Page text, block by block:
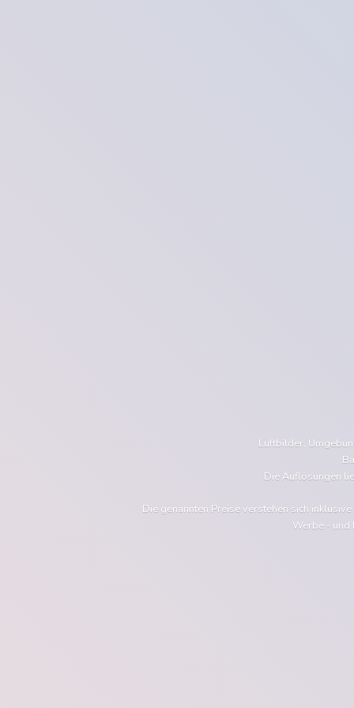
Luftbilder,
Die Auflösungen
Die genannten Preise verstehen sich
Werbe - und